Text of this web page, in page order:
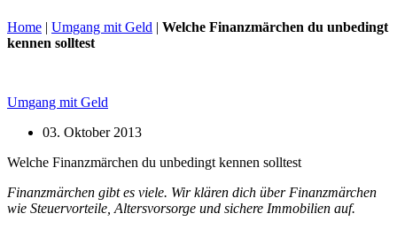
Home | Umgang mit Geld | Welche Finanzmärchen du unbedingt
kennen solltest
Umgang mit Geld
03. Oktober 2013
Welche Finanzmärchen du unbedingt kennen solltest
Finanzmärchen gibt es viele. Wir klären dich über Finanzmärchen
wie Steuervorteile, Altersvorsorge und sichere Immobilien auf.